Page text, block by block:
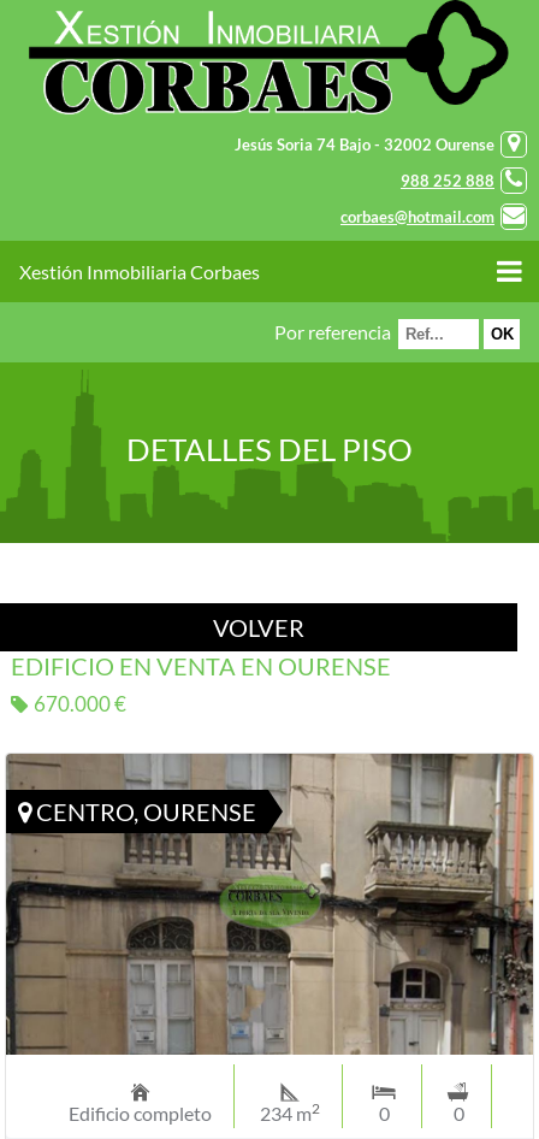
Jesús Soria 74 Bajo - 32002 Ourense
988 252 888
corbaes@hotmail.com
Xestión Inmobiliaria Corbaes
Por referencia
DETALLES DEL PISO
VOLVER
EDIFICIO EN VENTA EN OURENSE
670.000 €
CENTRO, OURENSE
Edificio completo 234 m2 0 0